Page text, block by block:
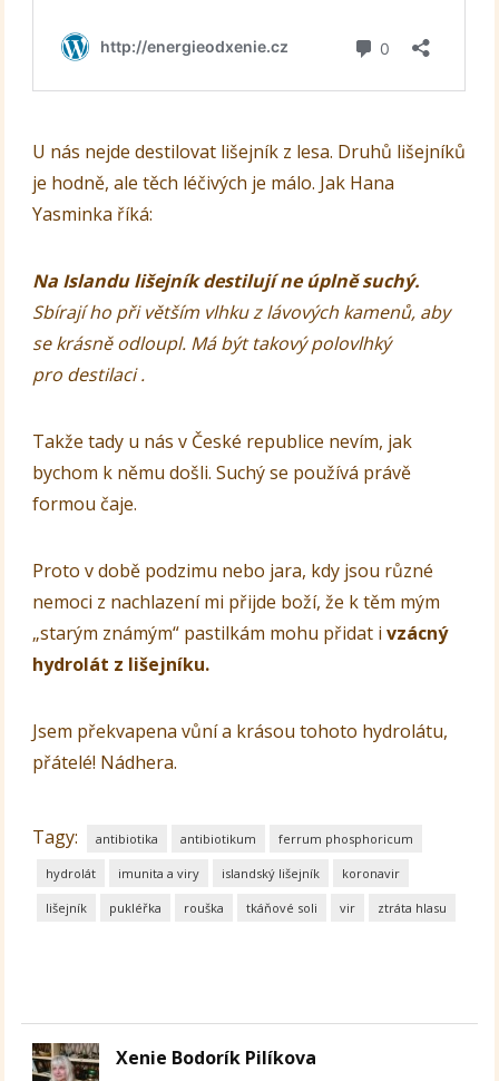
U nás nejde destilovat lišejník z lesa. Druhů lišejníků
je hodně, ale těch léčivých je málo. Jak Hana
Yasminka říká:
Na Islandu lišejník destilují ne úplně suchý.
Sbírají ho při větším vlhku z lávových kamenů, aby
se krásně odloupl. Má být takový polovlhký
pro destilaci .
Takže tady u nás v České republice nevím, jak
bychom k němu došli. Suchý se používá právě
formou čaje.
Proto v době podzimu nebo jara, kdy jsou různé
nemoci z nachlazení mi přijde boží, že k těm mým
„starým známým“ pastilkám mohu přidat ivzácný
hydrolát z lišejníku.
Jsem překvapena vůní a krásou tohoto hydrolátu,
přátelé! Nádhera.
Tagy: antibiotika antibiotikum ferrum phosphoricum
hydrolát imunita a viry islandský lišejník koronavir
lišejník pukléřka rouška tkáňové soli vir ztráta hlasu
Xenie Bodorík Pilíkova